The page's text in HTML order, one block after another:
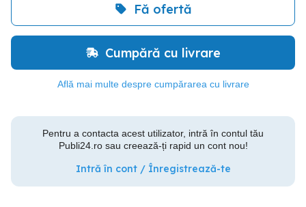
Fă ofertă
Cumpără cu livrare
Află mai multe despre cumpărarea cu livrare
Pentru a contacta acest utilizator, intră în contul tău
Publi24.ro sau creează-ți rapid un cont nou!
Intră în cont / Înregistrează-te